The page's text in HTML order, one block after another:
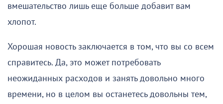
вмешательство лишь еще больше добавит вам
хлопот.
Хорошая новость заключается в том, что вы со всем
справитесь. Да, это может потребовать
неожиданных расходов и занять довольно много
времени, но в целом вы останетесь довольны тем,